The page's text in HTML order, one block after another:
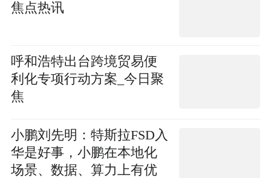
焦点热讯
呼和浩特出台跨境贸易便
利化专项行动方案_今日聚
焦
小鹏刘先明：特斯拉FSD入
华是好事，小鹏在本地化
场景、数据、算力上有优